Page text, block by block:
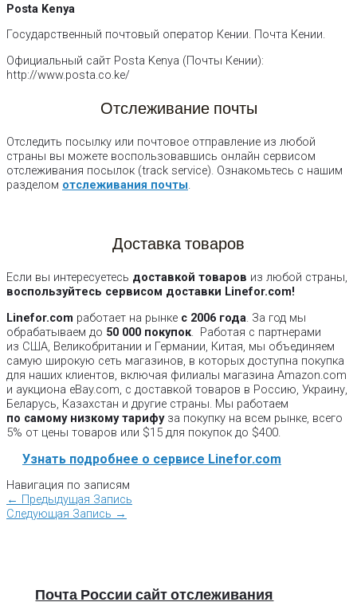
Posta Kenya
Государственный почтовый оператор Кении. Почта Кении.
Официальный сайт Posta Kenya (Почты Кении):
http://www.posta.co.ke/
Отслеживание почты
Отследить посылку или почтовое отправление из любой
страны вы можете воспользовавшись онлайн сервисом
отслеживания посылок (track service). Ознакомьтесь с нашим
разделом отслеживания почты.
Доставка товаров
Если вы интересуетесь доставкой товаров из любой страны,
воспользуйтесь сервисом доставки Linefor.com!
Linefor.com работает на рынке с 2006 года. За год мы
обрабатываем до 50 000 покупок. Работая с партнерами
из США, Великобритании и Германии, Китая, мы объединяем
самую широкую сеть магазинов, в которых доступна покупка
для наших клиентов, включая филиалы магазина Amazon.com
и аукциона eBay.com, с доставкой товаров в Россию, Украину,
Беларусь, Казахстан и другие страны. Мы работаем
по самому низкому тарифуза покупку на всем рынке, всего
5% от цены товаров или $15 для покупок до $400.
Узнать подробнее о сервисе Linefor.com
Навигация по записям
← Предыдущая Запись
Следующая Запись →
Почта России сайт отслеживания